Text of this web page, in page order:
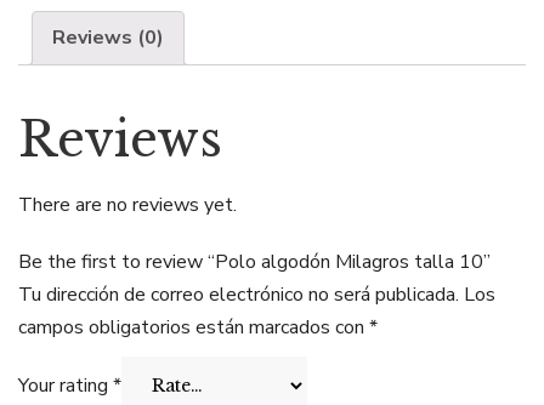
Reviews (0)
Reviews
There are no reviews yet.
Be the first to review “Polo algodón Milagros talla 10”
Tu dirección de correo electrónico no será publicada. Los
campos obligatorios están marcados con *
Your rating *